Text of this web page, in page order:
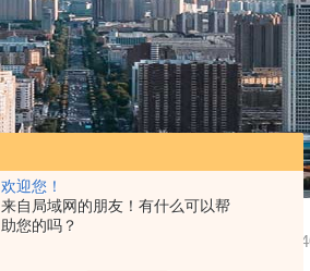
欢迎您！
来自局域网的朋友！有什么可以帮
助您的吗？
/